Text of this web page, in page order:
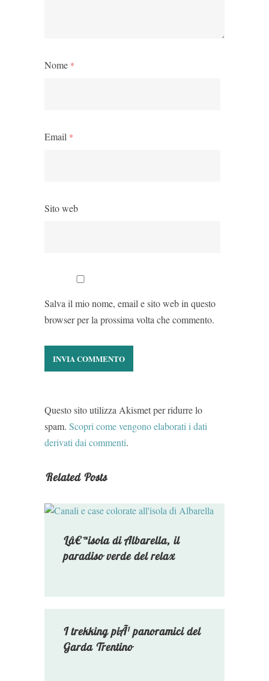
Nome *
Email *
Sito web
Salva il mio nome, email e sito web in questo
browser per la prossima volta che commento.
Questo sito utilizza Akismet per ridurre lo
spam. Scopri come vengono elaborati i dati
derivati dai commenti.
Related Posts
Lâ€™isola di Albarella, il
paradiso verde del relax
I trekking piÃ¹ panoramici del
Garda Trentino